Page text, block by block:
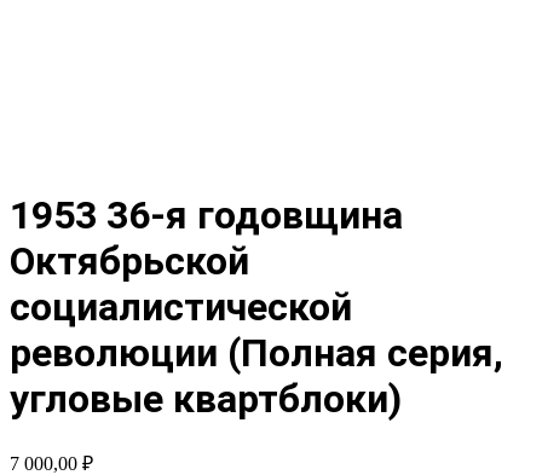
1953 36-я годовщина
Октябрьской
социалистической
революции (Полная серия,
угловые квартблоки)
7 000,00 ₽